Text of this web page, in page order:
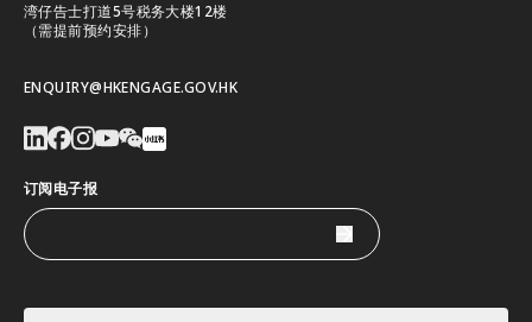
湾仔告士打道5号税务大楼12楼
（需提前预约安排）
ENQUIRY@HKENGAGE.GOV.HK
订阅电子报